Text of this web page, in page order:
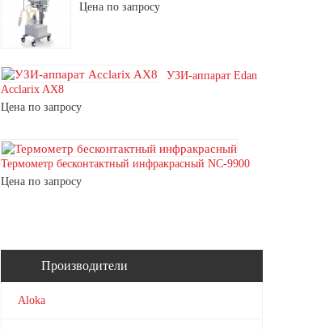
Цена по запросу
УЗИ-аппарат Edan
Acclarix AX8
Цена по запросу
Термометр бесконтактный инфракрасный NC-9900
Цена по запросу
Производители
Aloka